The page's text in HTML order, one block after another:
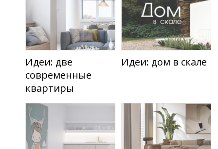
Идеи: две
современные
квартиры
Идеи: дом в скале